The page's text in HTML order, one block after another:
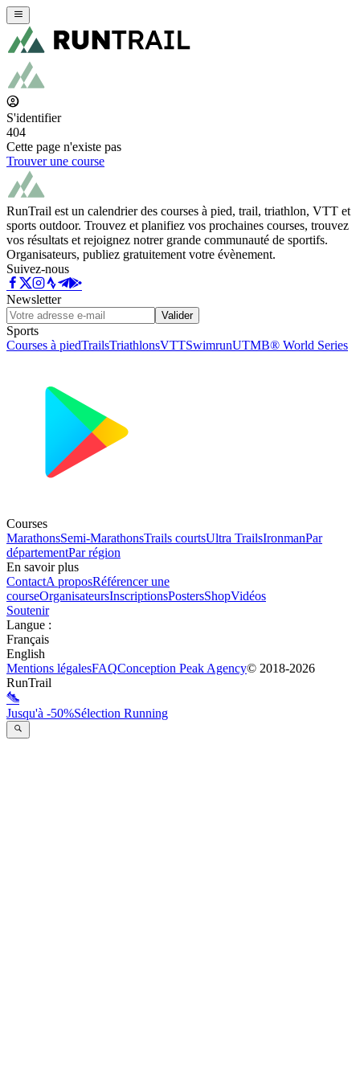
S'identifier
404
Cette page n'existe pas
Trouver une course
RunTrail est un calendrier des courses à pied, trail, triathlon, VTT et
sports outdoor. Trouvez et planifiez vos prochaines courses, trouvez
vos résultats et rejoignez notrer grande communauté de sportifs.
Organisateurs, publiez gratuitement votre évènement.
Suivez-nous
Newsletter
Valider
Sports
Courses à piedTrailsTriathlonsVTTSwimrunUTMB® World Series
Courses
MarathonsSemi-MarathonsTrails courtsUltra TrailsIronmanPar
départementPar région
En savoir plus
ContactA proposRéférencer une
courseOrganisateursInscriptionsPostersShopVidéos
Soutenir
Langue :
Français
English
Mentions légalesFAQConception Peak Agency© 2018-2026
RunTrail
Jusqu'à -50%Sélection Running